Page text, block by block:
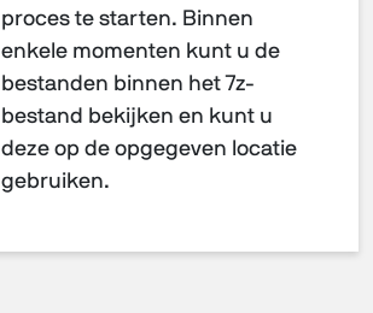
proces te starten. Binnen
enkele momenten kunt u de
bestanden binnen het 7z-
bestand bekijken en kunt u
deze op de opgegeven locatie
gebruiken.